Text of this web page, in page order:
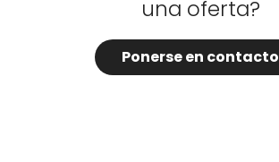
una oferta?
Ponerse en contacto